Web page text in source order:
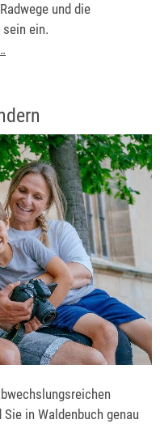
und die
ein.
in Waldenbuch genau